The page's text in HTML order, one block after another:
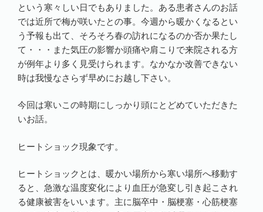
という寒々しい日でもありました。ある患者さんのお話
では近所で梅が咲いたとの事。今週から暖かくなるとい
う予報も出て、そろそろ春の訪れになるのか否か果たし
て・・・また気圧の影響か頭痛や肩こりで来院される方
が例年より多く見受けられます。なかなか改善できない
時は我慢なさらず早めにお越し下さい。
今回は寒いこの時期にしっかり頭にとどめていただきた
いお話。
ヒートショック現象です。
ヒートショックとは、暖かい場所から寒い場所へ移動す
ると、急激な温度変化により血圧が急変し引き起こされ
る健康被害をいいます。主に脳卒中・脳梗塞・心筋梗塞